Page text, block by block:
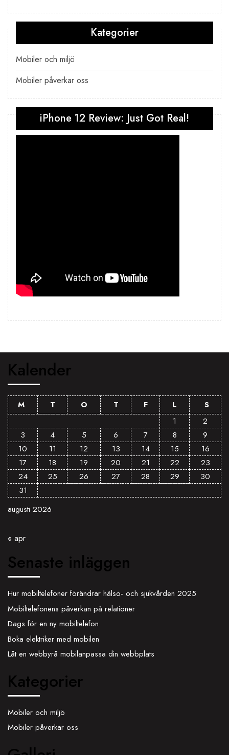
Kategorier
Mobiler och miljö
Mobiler påverkar oss
iPhone 12 Review: Just Got Real!
Kalender
augusti 2026
M T O T F L
S
1
2
3
4 5 6 7 8
9
10
11 12 13 14 15
16
17
18 19 20 21 22
23
24
25 26 27 28 29
30
31
« apr
Senaste inläggen
Hur mobiltelefoner förändrar hälso- och sjukvården 2025
Mobiltelefonens påverkan på relationer
Dags för en ny mobiltelefon
Boka elektriker med mobilen
Låt en webbyrå mobilanpassa din webbplats
Kategorier
Mobiler och miljö
Mobiler påverkar oss